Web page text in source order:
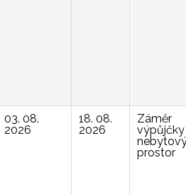
03. 08.
2026
18. 08.
2026
Záměr
výpůjčky
prostor